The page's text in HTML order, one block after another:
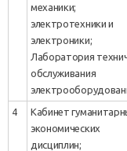
механики;
электротехники и
Лаборатория
обслуживания
4
Кабинет
экономических
дисциплин;